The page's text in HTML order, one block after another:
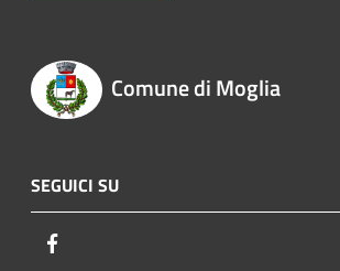
Comune di Moglia
SEGUICI SU